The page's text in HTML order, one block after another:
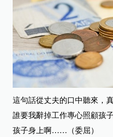
這句話從丈夫的口中聽來，
誰要我辭掉工作專心照顧孩
孩子身上啊……（委屈）